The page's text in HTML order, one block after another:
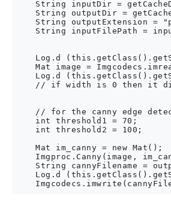
String inputDir =
String outputDir =
String outputExtension =
String inputFilePath =
Log.d
Mat image =
Log.d
// if width is 0 then it
// for the canny edge
    int threshold1 = 70;
    int threshold2 = 100;
Mat im_canny = new Mat();
Imgproc.Canny(image,
String cannyFilename =
Log.d